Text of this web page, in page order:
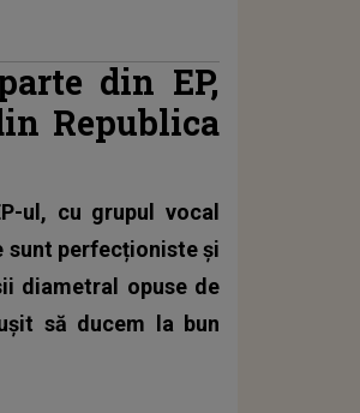
din EP,
Republica
ul, cu grupul vocal
sunt perfecționiste și
diametral opuse de
să ducem la bun